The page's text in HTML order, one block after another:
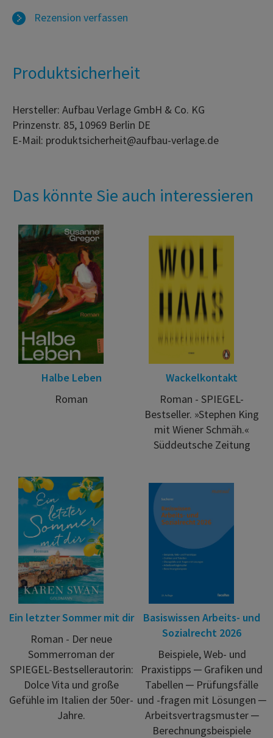
Rezension verfassen
Produktsicherheit
Hersteller: Aufbau Verlage GmbH & Co. KG
Prinzenstr. 85, 10969 Berlin DE
E-Mail: produktsicherheit@aufbau-verlage.de
Das könnte Sie auch interessieren
Halbe Leben
Roman
Wackelkontakt
Roman - SPIEGEL-
Bestseller. »Stephen King
mit Wiener Schmäh.«
Süddeutsche Zeitung
Ein letzter Sommer mit dir
Roman - Der neue
Sommerroman der
SPIEGEL-Bestsellerautorin:
Dolce Vita und große
Gefühle im Italien der 50er-
Jahre.
Basiswissen Arbeits- und
Sozialrecht 2026
Beispiele, Web- und
Praxistipps ─ Grafiken und
Tabellen ─ Prüfungsfälle
und -fragen mit Lösungen ─
Arbeitsvertragsmuster ─
Berechnungsbeispiele